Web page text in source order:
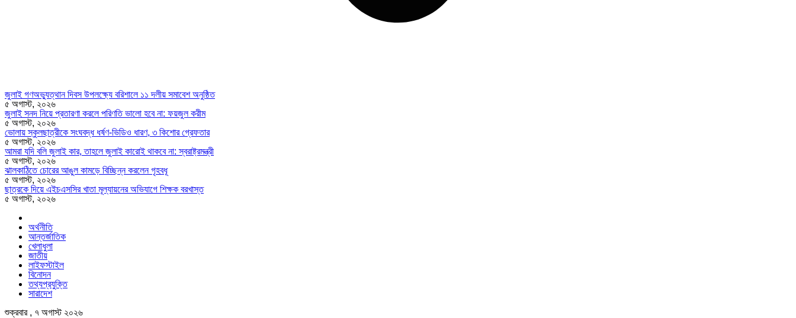
জুলাই গণঅভ্যুত্থান দিবস উপলক্ষ্যে বরিশালে ১১ দলীয় সমাবেশ অনুষ্ঠিত
৫ অগাস্ট, ২০২৬
জুলাই সনদ নিয়ে প্রতারণা করলে পরিণতি ভালো হবে না: ফয়জুল করীম
৫ অগাস্ট, ২০২৬
ভোলায় স্কুলছাত্রীকে সংঘবদ্ধ ধর্ষণ-ভিডিও ধারণ, ৩ কিশোর গ্রেফতার
৫ অগাস্ট, ২০২৬
আমরা যদি বলি জুলাই কার, তাহলে জুলাই কারোই থাকবে না: স্বরাষ্ট্রমন্ত্রী
৫ অগাস্ট, ২০২৬
ঝালকাঠিতে চোরের আঙুল কামড়ে বিচ্ছিন্ন করলেন গৃহবধূ
৫ অগাস্ট, ২০২৬
ছাত্রকে দিয়ে এইচএসসির খাতা মূল্যায়নের অভিযাগে শিক্ষক বরখাস্ত
৫ অগাস্ট, ২০২৬
অর্থনীতি
আন্তর্জাতিক
খেলাধুলা
জাতীয়
লাইফস্টাইল
বিনোদন
তথ্যপ্রযুক্তি
সারাদেশ
শুক্রবার , ৭ অগাস্ট ২০২৬